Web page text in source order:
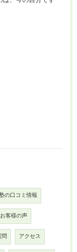
の口コミ情報
客様の声
問 アクセス